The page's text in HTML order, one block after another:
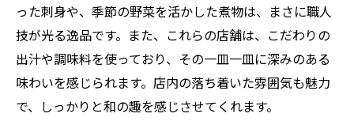
った刺身や、季節の野菜を活かした煮物は、まさに職人
技が光る逸品です。また、これらの店舗は、こだわりの
出汁や調味料を使っており、その一皿一皿に深みのある
味わいを感じられます。店内の落ち着いた雰囲気も魅力
で、しっかりと和の趣を感じさせてくれます。